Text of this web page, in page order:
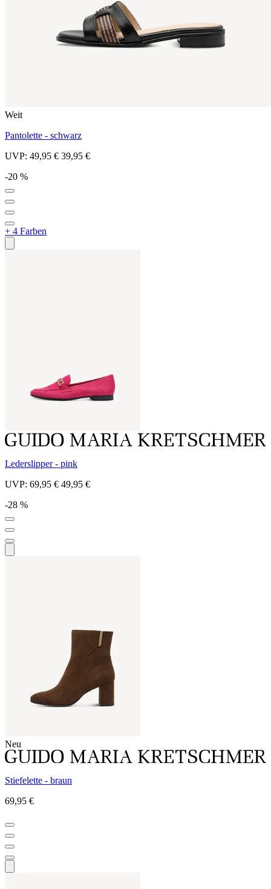
Weit
Pantolette - schwarz
UVP: 49,95 € 39,95 €
-20 %
+ 4 Farben
Lederslipper - pink
UVP: 69,95 € 49,95 €
-28 %
Neu
Stiefelette - braun
69,95 €